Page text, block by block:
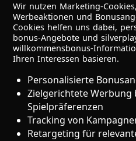
Wir nutzen Marketing-
Werbeaktionen und
Cookies helfen uns dabei,
bonus-Angebote und
willkommensbonus-
Ihren Interessen basieren.
Personalisierte
Zielgerichtete Werbung
Spielpräferenzen
Tracking von
Retargeting für